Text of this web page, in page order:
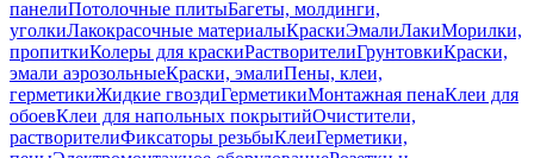
панелиПотолочные плитыБагеты, молдинги,
уголкиЛакокрасочные материалыКраскиЭмалиЛакиМорилки,
пропиткиКолеры для краскиРастворителиГрунтовкиКраски,
эмали аэрозольныеКраски, эмалиПены, клеи,
герметикиЖидкие гвоздиГерметикиМонтажная пенаКлеи для
обоевКлеи для напольных покрытийОчистители,
растворителиФиксаторы резьбыКлеиГерметики,